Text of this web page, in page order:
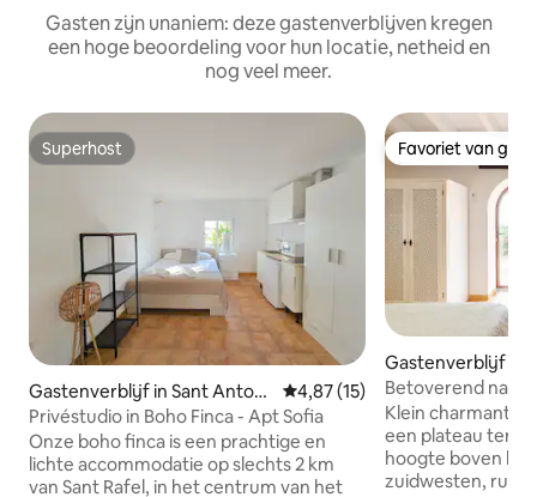
Gasten zijn unaniem: deze gastenverblijven kregen
een hoge beoordeling voor hun locatie, netheid en
nog veel meer.
Superhost
Superhost
Gastenverblijf in Sant Antoni
de Portmany
Gemiddelde beoordeling van
4,87 (15)
Privéstudio in Boho Finca - Apt Sofia
Onze boho finca is een prachtige en
lichte accommodatie op slechts 2 km
van Sant Rafel, in het centrum van het
Favoriet van
Favoriet van
Gastenverblijf in
Betoverend
zee-/bergzicht
Klein charmant
een plateau
hoogte boven
zuidwesten,